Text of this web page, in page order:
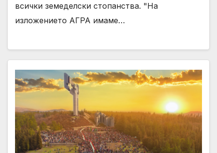
всички земеделски стопанства. "На
изложението АГРА имаме…